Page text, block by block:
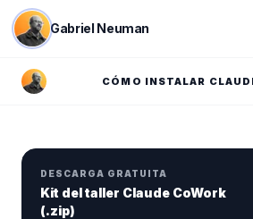
Gabriel Neuman
CÓMO INSTALAR
DESCARGA GRATUITA
Kit del taller Claude CoWork
(.zip)